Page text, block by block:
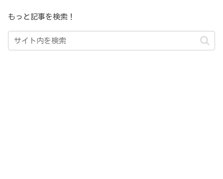
もっと記事を検索！